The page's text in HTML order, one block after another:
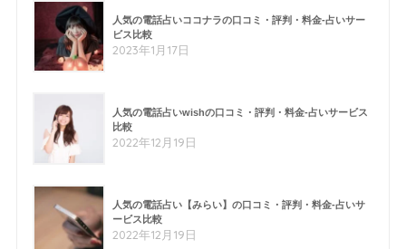
人気の電話占いココナラの口コミ・評判・料金-占いサー
ビス比較
2023年1月17日
人気の電話占いwishの口コミ・評判・料金-占いサービス
比較
2022年12月19日
人気の電話占い【みらい】の口コミ・評判・料金-占いサ
ービス比較
2022年12月19日